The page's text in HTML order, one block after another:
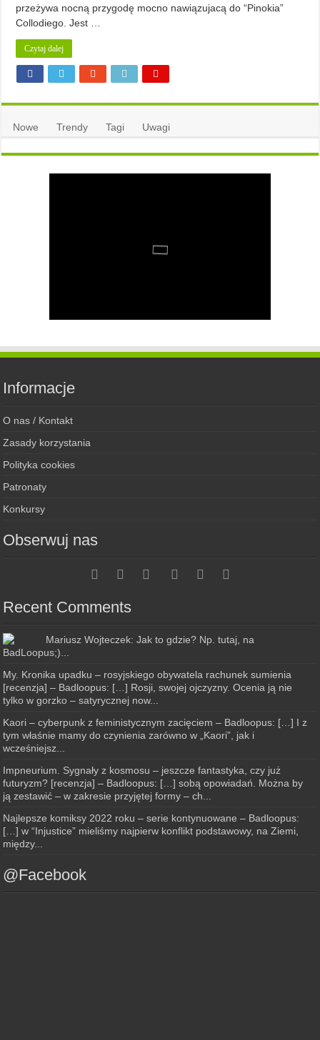
przeżywa nocną przygodę mocno nawiązujacą do “Pinokia”
Collodiego. Jest …
Czytaj dalej
Nowe Trendy Tagi Uwagi
Informacje
O nas / Kontakt
Zasady korzystania
Polityka cookies
Patronaty
Konkursy
Obserwuj nas
Recent Comments
Mariusz Wojteczek: Jak to gdzie? Np. tutaj, na
BadLoopus;)...
My. Kronika upadku – rosyjskiego obywatela rachunek sumienia
[recenzja] – Badloopus: […] Rosji, swojej ojczyzny. Ocenia ją nie
tylko w gorzko – satyrycznej now...
Kaori – cyberpunk z feministycznym zacięciem – Badloopus: […] I z
tym właśnie mamy do czynienia zarówno w „Kaori”, jak i
wcześniejsz...
Impneurium. Sygnały z kosmosu – jeszcze fantastyka, czy już
futuryzm? [recenzja] – Badloopus: […] sobą opowiadań. Można by
ją zestawić – w zakresie przyjętej formy – ch...
Najlepsze komiksy 2022 roku – serie kontynuowane – Badloopus:
[…] w “Injustice” mieliśmy najpierw konflikt podstawowy, na Ziemi,
między...
@Facebook